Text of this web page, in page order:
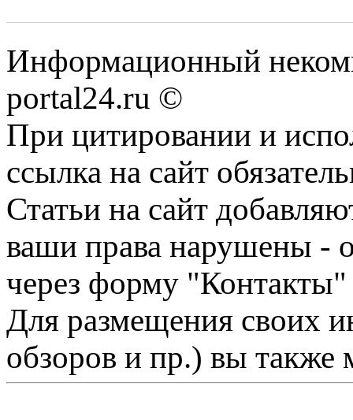
Информационный
portal24.ru ©
При цитировании и
ссылка на сайт
Статьи на сайт
ваши права нарушены -
через форму "Контакты"
Для размещения своих
обзоров и пр.) вы также